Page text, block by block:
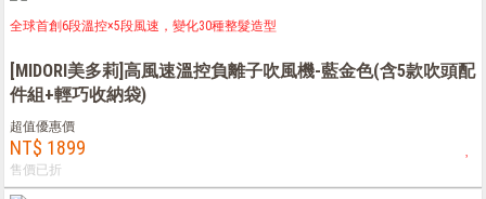
全球首創6段溫控×5段風速，變化30種整髮造型
[MIDORI美多莉]高風速溫控負離子吹風機-藍金色(含5款吹頭配
件組+輕巧收納袋)
超值優惠價
NT$ 1899
售價已折